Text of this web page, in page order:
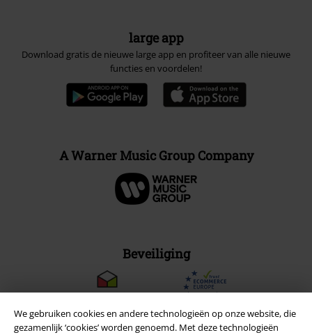
We gebruiken cookies en andere technologieën op onze website, die
gezamenlijk ‘cookies’ worden genoemd. Met deze technologieën
large app
Download gratis de nieuwe large app en profiteer van alle nieuwe
functies en voordelen!
A Warner Music Group Company
Beveiliging